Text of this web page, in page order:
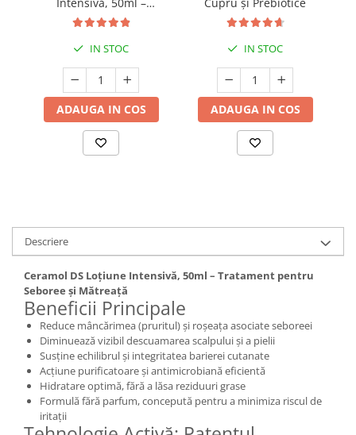
Produse Apicole
Intensivă, 50ml –
Tratament pentru
IN STOC
ADAUGA IN COS
Cupru și Prebiotice
IN STOC
ADAUGA IN COS
Descriere
Ceramol DS Loțiune Intensivă, 50ml – Tratament pentru
Seboree și Mătreață
Beneficii Principale
Reduce mâncărimea (pruritul) și roșeața asociate seboreei
Diminuează vizibil descuamarea scalpului și a pielii
Susține echilibrul și integritatea barierei cutanate
Acțiune purificatoare și antimicrobiană eficientă
Hidratare optimă, fără a lăsa reziduuri grase
Formulă fără parfum, concepută pentru a minimiza riscul de
iritații